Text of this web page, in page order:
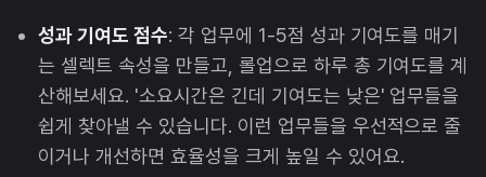
성과 기여도 점수: 각 업무에 1-5점 성과 기여도를 매기
는 셀렉트 속성을 만들고, 롤업으로 하루 총 기여도를 계
산해보세요. '소요시간은 긴데 기여도는 낮은' 업무들을
쉽게 찾아낼 수 있습니다. 이런 업무들을 우선적으로 줄
이거나 개선하면 효율성을 크게 높일 수 있어요.